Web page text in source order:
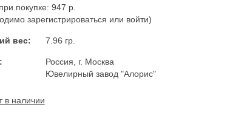
покупке: 947 р.
зарегистрироваться или войти)
вес: 7.96 гр.
Россия, г. Москва
Ювелирный завод "Алорис"
в наличии